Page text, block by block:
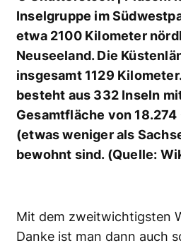
Inselgruppe im
etwa 2100 Kilometer
Neuseeland. Die
insgesamt 1129
besteht aus 332 Inseln
Gesamtfläche von
(etwas weniger als
bewohnt sind. (Quelle:
Mit dem zweitwichtigsten
Danke ist man dann auch